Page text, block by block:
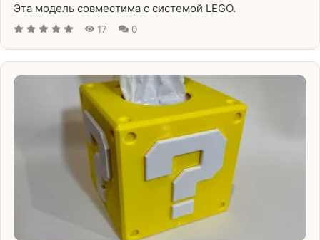
Эта модель совместима с системой LEGO.
17 0